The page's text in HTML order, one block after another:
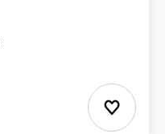
Ajouter